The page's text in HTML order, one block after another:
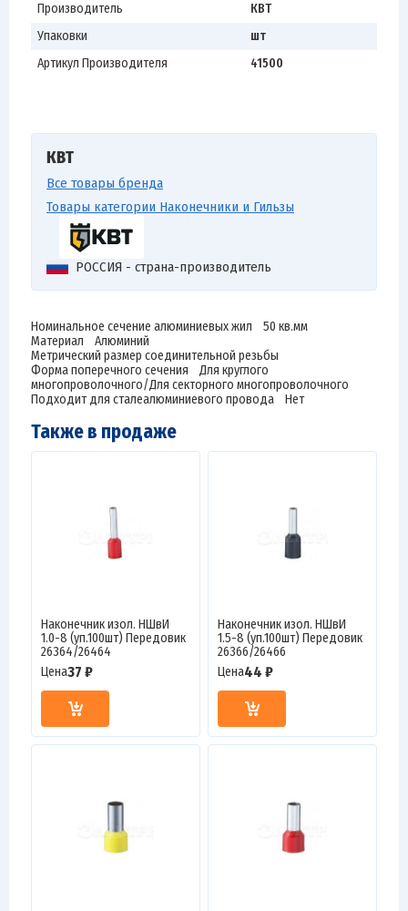
Производитель
КВТ
Упаковки
шт
Артикул Производителя
41500
КВТ
Все товары бренда
Товары категории Наконечники и Гильзы
РОССИЯ - страна-производитель
Номинальное сечение алюминиевых жил 50 кв.мм
Материал Алюминий
Метрический размер соединительной резьбы
Форма поперечного сечения Для круглого
многопроволочного/Для секторного многопроволочного
Подходит для сталеалюминиевого провода Нет
Также в продаже
Наконечник изол. НШвИ
1.0-8 (уп.100шт) Передовик
26364/26464
Цена37 ₽
Наконечник изол. НШвИ
1.5-8 (уп.100шт) Передовик
26366/26466
Цена44 ₽